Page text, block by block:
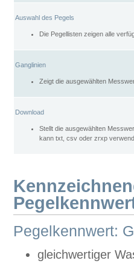
Auswahl des Pegels
Die Pegellisten zeigen alle
Ganglinien
Zeigt die ausgewählten
Download
Stellt die ausgewählten
kann txt, csv oder zrxp
Pegelkennwert:
gleichwertiger